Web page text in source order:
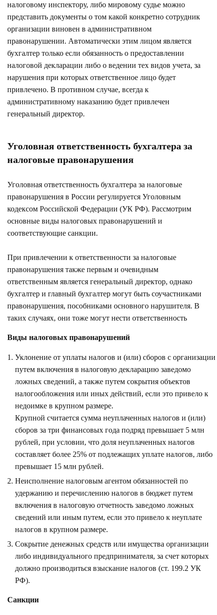
налоговому инспектору, либо мировому судье можно
представить документы о том какой конкретно сотрудник
организации виновен в административном
правонарушении. Автоматически этим лицом является
бухгалтер только если обязанность о предоставлении
налоговой декларации либо о ведении тех видов учета, за
нарушения при которых ответственное лицо будет
привлечено. В противном случае, всегда к
административному наказанию будет привлечен
генеральный директор.
Уголовная ответственность бухгалтера за
налоговые правонарушения
Уголовная ответственность бухгалтера за налоговые
правонарушения в России регулируется Уголовным
кодексом Российской Федерации (УК РФ). Рассмотрим
основные виды налоговых правонарушений и
соответствующие санкции.
При привлечении к ответственности за налоговые
правонарушения также первым и очевидным
ответственным является генеральный директор, однако
бухгалтер и главный бухгалтер могут быть соучастниками
правонарушения, пособниками основного нарушителя. В
таких случаях, они тоже могут нести ответственность
Виды налоговых правонарушений
Уклонение от уплаты налогов и (или) сборов с организации
путем включения в налоговую декларацию заведомо
ложных сведений, а также путем сокрытия объектов
налогообложения или иных действий, если это привело к
недоимке в крупном размере.
Крупной считается сумма неуплаченных налогов и (или)
сборов за три финансовых года подряд превышает 5 млн
рублей, при условии, что доля неуплаченных налогов
составляет более 25% от подлежащих уплате налогов, либо
превышает 15 млн рублей.
Неисполнение налоговым агентом обязанностей по
удержанию и перечислению налогов в бюджет путем
включения в налоговую отчетность заведомо ложных
сведений или иным путем, если это привело к неуплате
налогов в крупном размере.
Сокрытие денежных средств или имущества организации
либо индивидуального предпринимателя, за счет которых
должно производиться взыскание налогов (ст. 199.2 УК
РФ).
Санкции